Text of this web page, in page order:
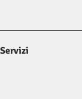
Servizi